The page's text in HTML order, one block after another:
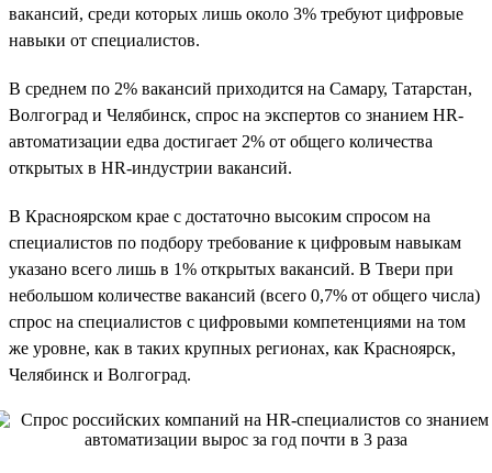
вакансий, среди которых лишь около 3% требуют цифровые
навыки от специалистов.
В среднем по 2% вакансий приходится на Самару, Татарстан,
Волгоград и Челябинск, спрос на экспертов со знанием HR-
автоматизации едва достигает 2% от общего количества
открытых в HR-индустрии вакансий.
В Красноярском крае с достаточно высоким спросом на
специалистов по подбору требование к цифровым навыкам
указано всего лишь в 1% открытых вакансий. В Твери при
небольшом количестве вакансий (всего 0,7% от общего числа)
спрос на специалистов с цифровыми компетенциями на том
же уровне, как в таких крупных регионах, как Красноярск,
Челябинск и Волгоград.